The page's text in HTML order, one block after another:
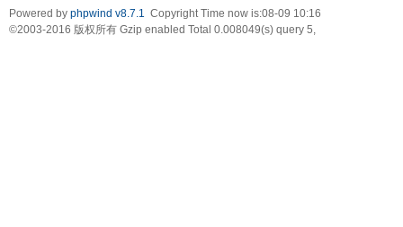
Powered by phpwind v8.7.1 Copyright Time now is:08-09 10:16
©2003-2016 版权所有 Gzip enabled Total 0.008049(s) query 5,